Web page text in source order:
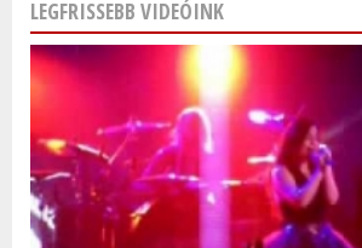
LEGFRISSEBB VIDEÓINK